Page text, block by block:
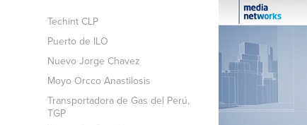
Techint CLP
Puerto de ILO
Nuevo Jorge Chavez
Moyo Orcco Anastilosis
Transportadora de Gas del Perú,
TGP